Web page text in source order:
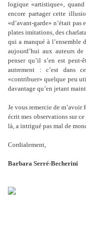
logique «artistique»,
encore partager cette
«d’avant-garde» n’était
plates imitations, des
qui a manqué à l’ensemble
aujourd’hui aux auteurs
penser qu’il s’en est
autrement : c’est dans
«contribuer» quelque peu
davantage qu’en jetant
Je vous remercie de m’avoir
écrit mes observations sur
là, a intrigué pas mal de
Cordialement,
Barbara Serré-Becherini